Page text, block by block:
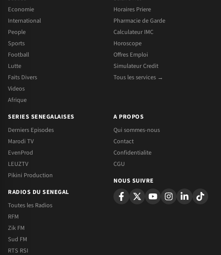
Economie
International
People
Sports
Football
Lutte
Faits Divers
Videos
Afrique
Horaires Priere
Pharmacie de Garde
Calculateur IMC
Horoscope
Offres Emploi
Simulateur Credit
Tous les services →
SERIES SENEGALAISES
Derniers Episodes
Marodi TV
EvenProd
LEUZTV
Pikini Production
RADIOS DU SENEGAL
Toutes les Radios
RFM
Zik FM
Sud FM
RTS RSI
A PROPOS
Qui sommes-nous
Contact
Confidentialite
CGU
NOUS SUIVRE